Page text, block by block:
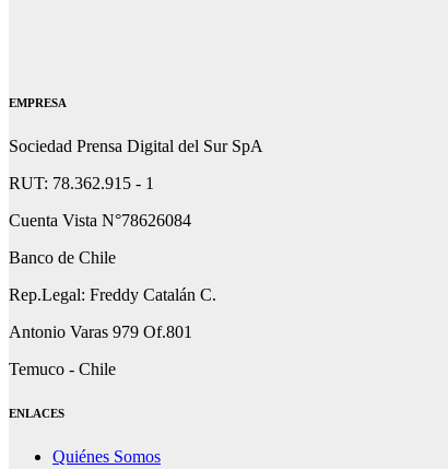
EMPRESA
Sociedad Prensa Digital del Sur SpA
RUT: 78.362.915 - 1
Cuenta Vista N°78626084
Banco de Chile
Rep.Legal: Freddy Catalán C.
Antonio Varas 979 Of.801
Temuco - Chile
ENLACES
Quiénes Somos